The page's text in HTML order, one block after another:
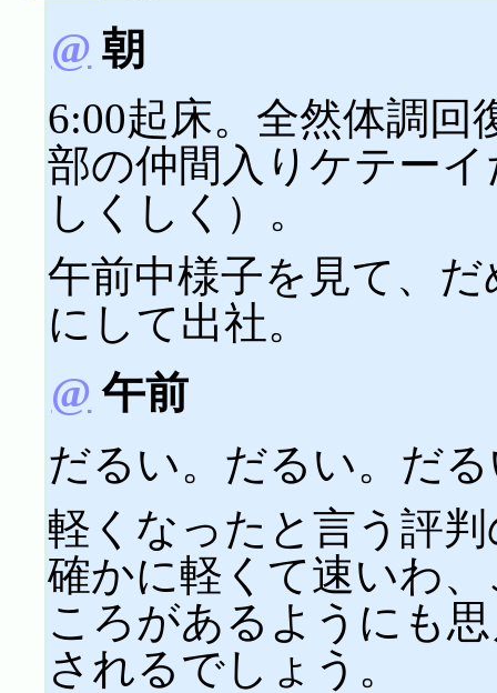
@ 朝
6:00起床。全然体調回
部の仲間入りケテー
しくしく）。
午前中様子を見て、
にして出社。
@ 午前
だるい。だるい。だ
軽くなったと言う評
確かに軽くて速いわ
ころがあるようにも
されるでしょう。